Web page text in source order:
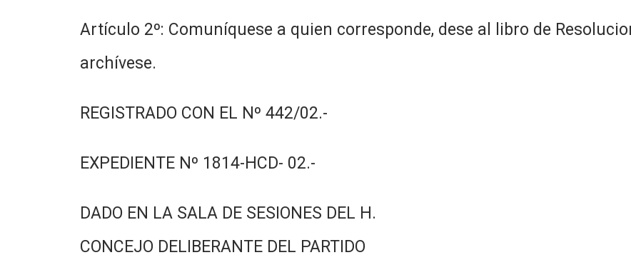
Artículo 2º: Comuníquese a quien corresponde, dese al libro de
archívese.
REGISTRADO CON EL Nº 442/02.-
EXPEDIENTE Nº 1814-HCD- 02.-
DADO EN LA SALA DE SESIONES DEL H.
CONCEJO DELIBERANTE DEL PARTIDO